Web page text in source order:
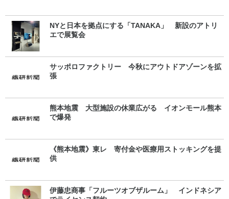
NYと日本を拠点にする「TANAKA」 新設のアトリ
エで展覧会
サッポロファクトリー 今秋にアウトドアゾーンを拡
張
熊本地震 大型施設の休業広がる イオンモール熊本
で爆発
《熊本地震》東レ 寄付金や医療用ストッキングを提
供
伊藤忠商事「フルーツオブザルーム」 インドネシア